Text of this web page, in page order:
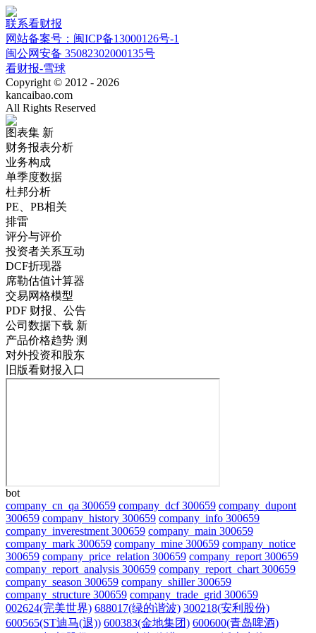
联系看财报
网站备案号：闽ICP备13000126号-1
闽公网安备 35082302000135号
看财报-雪球
Copyright © 2012 - 2026
kancaibao.com
All Rights Reserved
图表集 新
财务报表分析
业务构成
单季度数据
杜邦分析
PE、PB相关
排雷
评分与评价
投资者关系互动
DCF折现器
席勒估值计算器
交易网格模型
PDF 财报、公告
公司数据下载 新
产品价格趋势 测
对外投资和股东
旧版看财报入口
bot
company_cn_qa 300659 company_dcf 300659 company_dupont
300659 company_history 300659 company_info 300659
company_inverestment 300659 company_main 300659
company_mark 300659 company_mine 300659 company_notice
300659 company_price_relation 300659 company_report 300659
company_report_analysis 300659 company_report_chart 300659
company_season 300659 company_shiller 300659
company_structure 300659 company_trade_grid 300659
002624(完美世界) 688017(绿的谐波) 300218(安利股份)
600565(ST迪马(退)) 600383(金地集团) 600600(青岛啤酒)